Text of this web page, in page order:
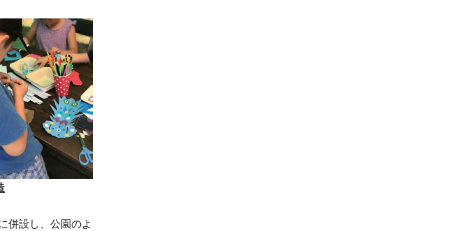
併設し、公園のよ